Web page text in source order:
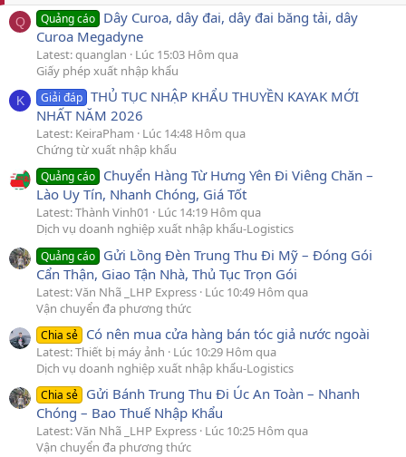
Q Quảng cáo Dây Curoa, dây đai, dây đai băng tải, dây
Curoa Megadyne
Latest: quanglan
Lúc 15:03 Hôm qua
Giấy phép xuất nhập khẩu
K Giải đáp THỦ TỤC NHẬP KHẨU THUYỀN KAYAK MỚI
NHẤT NĂM 2026
Latest: KeiraPham
Lúc 14:48 Hôm qua
Chứng từ xuất nhập khẩu
Quảng cáo Chuyển Hàng Từ Hưng Yên Đi Viêng Chăn –
Lào Uy Tín, Nhanh Chóng, Giá Tốt
Latest: Thành Vinh01
Lúc 14:19 Hôm qua
Dịch vụ doanh nghiệp xuất nhập khẩu-Logistics
Quảng cáo Gửi Lồng Đèn Trung Thu Đi Mỹ – Đóng Gói
Cẩn Thận, Giao Tận Nhà, Thủ Tục Trọn Gói
Latest: Văn Nhã _LHP Express Lúc 10:49 Hôm qua
Vận chuyển đa phương thức
Chia sẻ Có nên mua cửa hàng bán tóc giả nước ngoài
Latest: Thiết bị máy ảnh
Lúc 10:29 Hôm qua
Dịch vụ doanh nghiệp xuất nhập khẩu-Logistics
Chia sẻ Gửi Bánh Trung Thu Đi Úc An Toàn – Nhanh
Chóng – Bao Thuế Nhập Khẩu
Latest: Văn Nhã _LHP Express Lúc 10:25 Hôm qua
Vận chuyển đa phương thức